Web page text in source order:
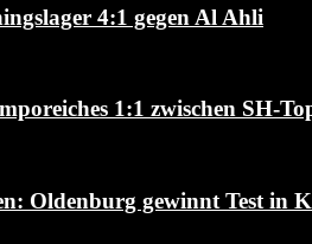
4:1 gegen Al Ahli
1:1 zwischen SH-
Oldenburg gewinnt Test in